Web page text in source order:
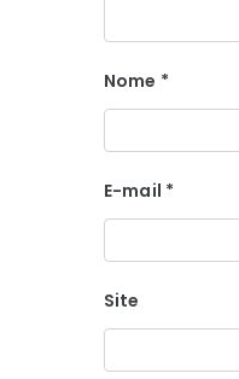
Nome *
E-mail *
Site